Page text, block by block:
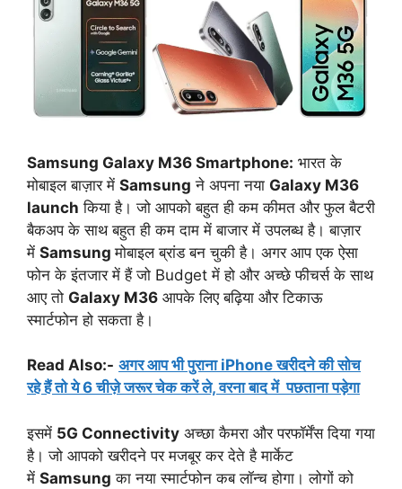
Samsung Galaxy M36 Smartphone: भारत के
मोबाइल बाज़ार में Samsung ने अपना नया Galaxy M36
launch किया है। जो आपको बहुत ही कम कीमत और फुल बैटरी
बैकअप के साथ बहुत ही कम दाम में बाजार में उपलब्ध है। बाज़ार
में Samsung मोबाइल ब्रांड बन चुकी है। अगर आप एक ऐसा
फोन के इंतजार में हैं जो Budget में हो और अच्छे फीचर्स के साथ
आए तो Galaxy M36 आपके लिए बढ़िया और टिकाऊ
स्मार्टफोन हो सकता है।
Read Also:- अगर आप भी पुराना iPhone खरीदने की सोच
रहे हैं तो ये 6 चीज़े जरूर चेक करें ले, वरना बाद में पछताना पड़ेगा
इसमें 5G Connectivity अच्छा कैमरा और परफॉर्मेंस दिया गया
है। जो आपको खरीदने पर मजबूर कर देते है मार्केट
में Samsung का नया स्मार्टफोन कब लॉन्च होगा। लोगों को